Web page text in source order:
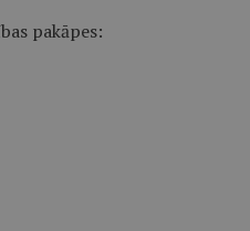
pakāpes: